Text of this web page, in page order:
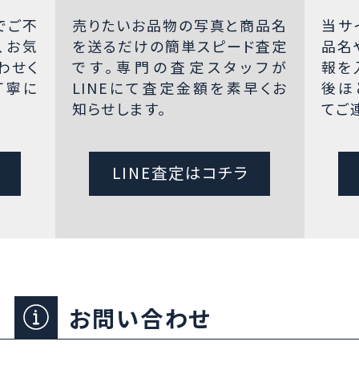
ご不
お気
せく
寧に
売りたいお品物の写真と商品名
を送るだけの簡単スピード査定
です。専門の査定スタッフが
LINEにて査定金額を素早くお
知らせします。
LINE査定はコチラ
当サ
品名
報を
後ほ
てご
お問い合わせ